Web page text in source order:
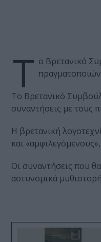
Τ ο Βρετανικό
Το Βρετανικό
συναντήσεις με τους
Η βρετανική
και
Οι συναντήσεις που
αστυνομικά